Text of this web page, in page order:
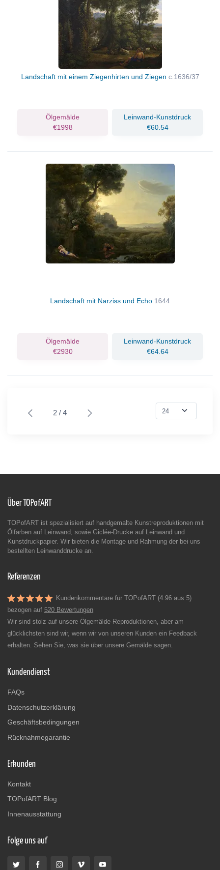
Landschaft mit einem Ziegenhirten und Ziegen c.1636/37
Ölgemälde
€1998
Leinwand-Kunstdruck
€60.54
Landschaft mit Narziss und Echo 1644
Ölgemälde
€2930
Leinwand-Kunstdruck
€64.64
2 / 4
Über TOPofART
TOPofART ist spezialisiert auf handgemalte Kunstreproduktionen mit
Ölfarben auf Leinwand, sowie Giclée-Drucke auf Leinwand und
Kunstdruckpapier. Wir bieten die Montage und Rahmung der bei uns
bestellten Leinwanddrucke an.
Referenzen
Kundenkommentare für TOPofART (4.96 aus 5)
bezogen auf 520 Bewertungen
Wir sind stolz auf unsere Ölgemälde-Reproduktionen, aber am
glücklichsten sind wir, wenn wir von unseren Kunden ein Feedback
erhalten. Sehen Sie, was sie über unsere Gemälde sagen.
Kundendienst
FAQs
Datenschutzerklärung
Geschäftsbedingungen
Rücknahmegarantie
Erkunden
Kontakt
TOPofART Blog
Innenausstattung
Folge uns auf